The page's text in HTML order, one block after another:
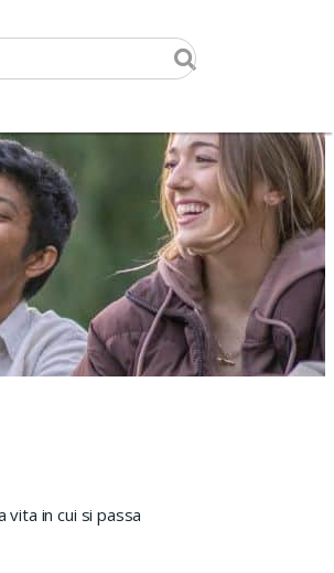
vita in cui si passa